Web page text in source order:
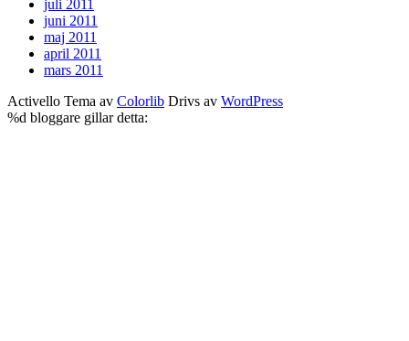
juli 2011
juni 2011
maj 2011
april 2011
mars 2011
Activello Tema av Colorlib Drivs av WordPress
%d bloggare gillar detta: